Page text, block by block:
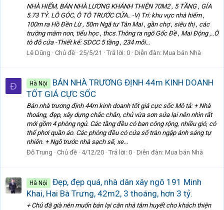
NHÀ HIẾM, BÁN NHÀ LƯƠNG KHÁNH THIỆN 70M2 , 5 TẦNG , GÍA
5.73 TỶ. LÔ GÓC, Ô TÔ TRƯỚC CỬA.. -Vị Trí: khu vực nhà hiếm ,
100m ra Hồ Đền Lừ , 50m Ngã tư Tân Mai , gần chợ , siêu thị , các
trường mâm non, tiểu học , thcs.Thông ra ngõ Gốc Đề , Mai Động ,..Ô
tô đỗ cửa -Thiết kế: SDCC 5 tầng , 234 mỗi...
Lê Dũng
Chủ đề 25/5/21 Trả lời: 0 Diễn đàn: Mua bán Nhà
Đ Hà Nội
BÁN NHÀ TRƯƠNG ĐỊNH 44m KINH DOANH
TỐT GIÁ CỰC SỐC
Bán nhà trương định 44m kinh doanh tốt giá cực sốc Mô tả: + Nhà
thoáng, đẹp, xây dựng chắc chắn, chủ vừa sơn sửa lại nên nhìn rất
mới gồm 4 phòng ngủ. Các tầng đều có ban công rộng, nhiều gió, có
thể phơi quần áo. Các phòng đều có cửa sổ tràn ngập ánh sáng tự
nhiên. + Ngõ trước nhà sạch sẽ, xe...
Đỗ Trung
Chủ đề 4/12/20 Trả lời: 0 Diễn đàn: Mua bán Nhà
Hà Nội
Đẹp, đẹp quá, nhà dân xây ngõ 191 Minh
Khai, Hai Bà Trưng, 42m2, 3 thoáng, hơn 3 tỷ.
+ Chủ đã già nên muốn bán lại căn nhà tâm huyết cho khách thiện